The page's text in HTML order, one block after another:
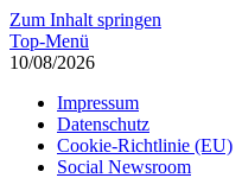
Zum Inhalt springen
Top-Menü
10/08/2026
Impressum
Datenschutz
Cookie-Richtlinie (EU)
Social Newsroom